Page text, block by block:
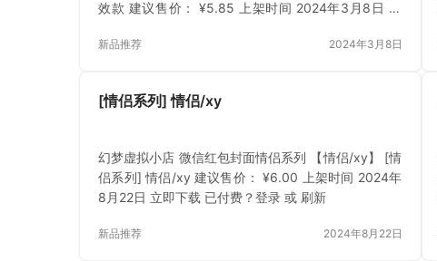
效款 建议售价： ¥5.85 上架时间 2024年3月8日 立
新品推荐 2024年3月8日
[情侣系列] 情侣/xy
幻梦虚拟小店 微信红包封面情侣系列 【情侣/xy】 [情
侣系列] 情侣/xy 建议售价： ¥6.00 上架时间 2024年
8月22日 立即下载 已付费？登录 或 刷新
新品推荐 2024年8月22日